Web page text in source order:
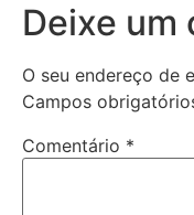
Deixe um
O seu endereço de
Campos
Comentário *